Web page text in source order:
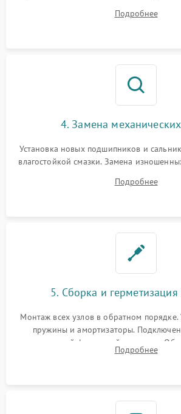
Восстановление целостности
Подробнее
4. Замена
Установка новых подшипников и
влагостойкой смазки. Замена
или поврежденной резиновой
Подробнее
5. Сборка и
Монтаж всех узлов в обратном порядке.
пружины и амортизаторы.
надежной фиксацией хомутами.
герметиком для предотвращения
Подробнее